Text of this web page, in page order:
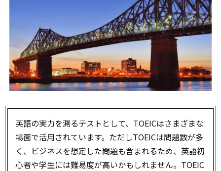
英語の実力を測るテストとして、TOEICはさまざまな
場面で活用されています。ただしTOEICは問題数が多
く、ビジネスを想定した問題も含まれるため、英語初
心者や学生には難易度が高いかもしれません。TOEIC